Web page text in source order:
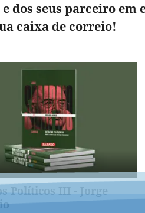
dos seus parceiro
caixa de correio!
Políticos III - Jorge